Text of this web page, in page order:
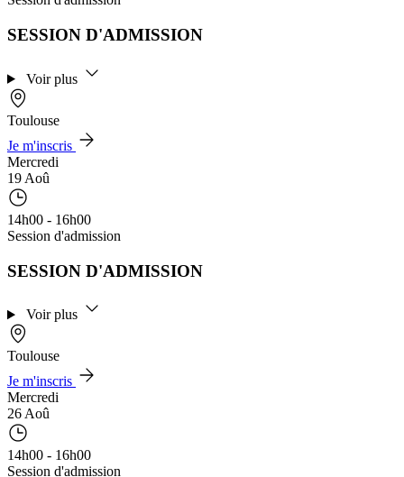
SESSION D'ADMISSION
Voir plus
Toulouse
Je m'inscris
Mercredi
19 Aoû
14h00 - 16h00
Session d'admission
SESSION D'ADMISSION
Voir plus
Toulouse
Je m'inscris
Mercredi
26 Aoû
14h00 - 16h00
Session d'admission